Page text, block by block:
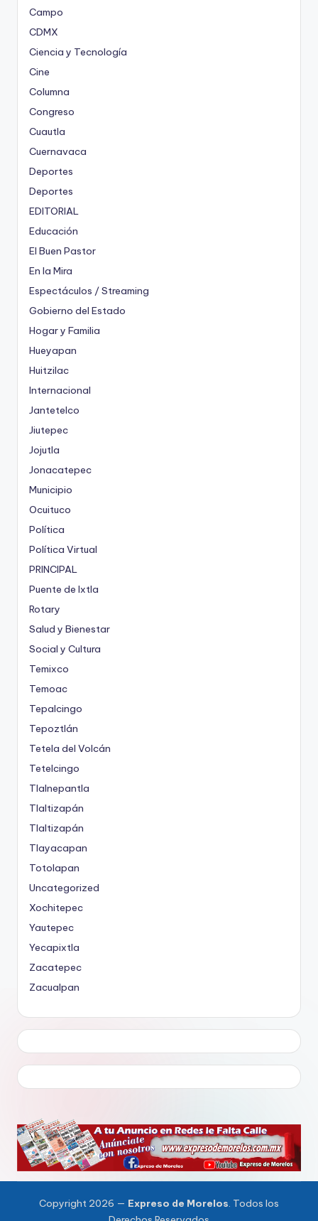
Campo
CDMX
Ciencia y Tecnología
Cine
Columna
Congreso
Cuautla
Cuernavaca
Deportes
Deportes
EDITORIAL
Educación
El Buen Pastor
En la Mira
Espectáculos / Streaming
Gobierno del Estado
Hogar y Familia
Hueyapan
Huitzilac
Internacional
Jantetelco
Jiutepec
Jojutla
Jonacatepec
Municipio
Ocuituco
Política
Política Virtual
PRINCIPAL
Puente de Ixtla
Rotary
Salud y Bienestar
Social y Cultura
Temixco
Temoac
Tepalcingo
Tepoztlán
Tetela del Volcán
Tetelcingo
Tlalnepantla
Tlaltizapán
Tlaltizapán
Tlayacapan
Totolapan
Uncategorized
Xochitepec
Yautepec
Yecapixtla
Zacatepec
Zacualpan
Copyright 2026 — Expreso de Morelos. Todos los